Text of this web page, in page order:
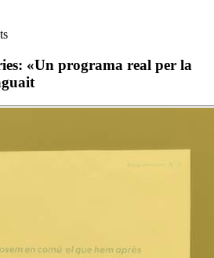
«Un programa real per la